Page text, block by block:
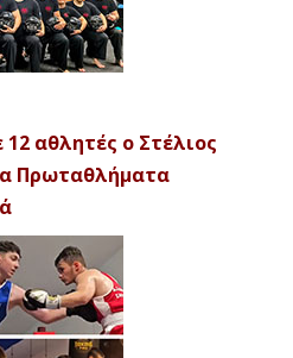
αθλητές ο Στέλιος
Πρωταθλήματα